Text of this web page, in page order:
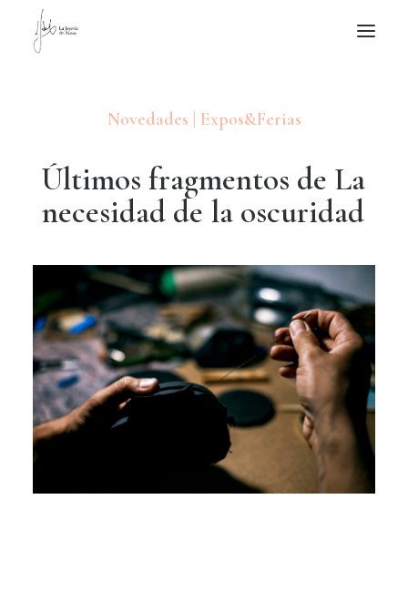
APUNTES
QUIÉN SOY
Novedades | Expos&Ferias
Últimos fragmentos de La
necesidad de la oscuridad